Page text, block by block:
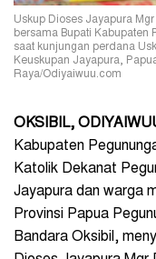
Uskup Dioses Jayapura
bersama Bupati Kabupaten
saat kunjungan perdana
Keuskupan Jayapura,
Raya/Odiyaiwuu.com
OKSIBIL,
Kabupaten
Katolik Dekanat
Jayapura dan warga
Provinsi Papua
Bandara Oksibil,